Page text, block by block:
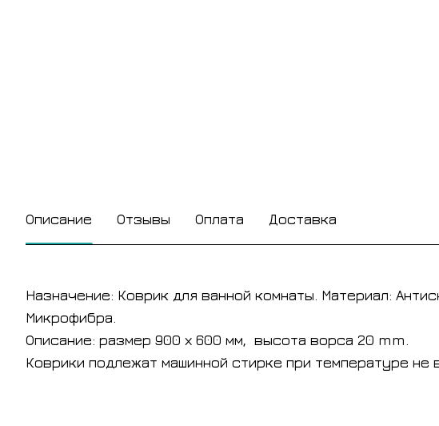
Описание Отзывы Оплата Доставка
Назначение: Коврик для ванной комнаты. Материал:
Микрофибра.
Описание: размер 900 х 600 мм, высота ворса 20 mm.
Коврики подлежат машинной стирке при температуре